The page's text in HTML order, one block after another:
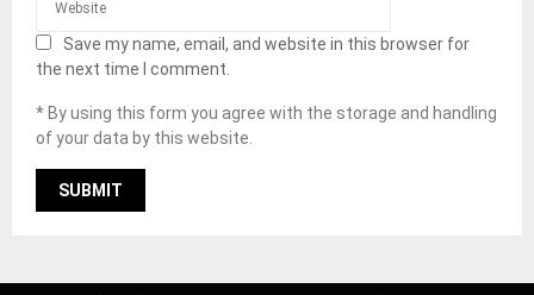
Save my name, email, and website in this browser for
the next time I comment.
* By using this form you agree with the storage and handling
of your data by this website.